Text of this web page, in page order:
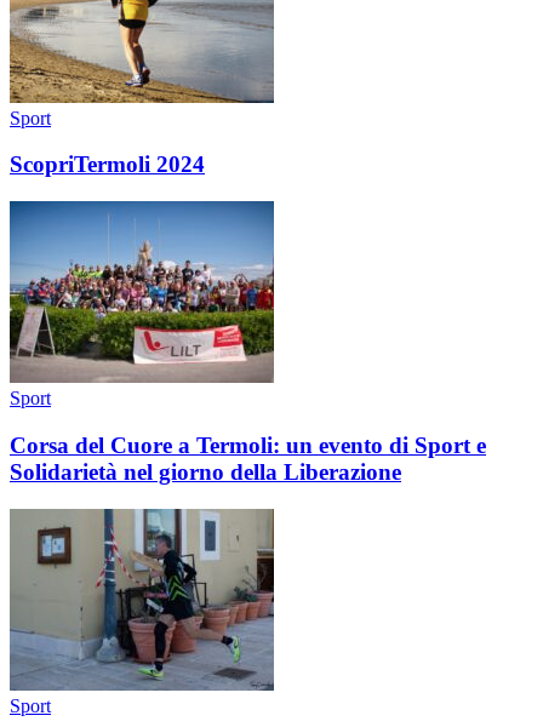
Sport
ScopriTermoli 2024
Sport
Corsa del Cuore a Termoli: un evento di Sport e
Solidarietà nel giorno della Liberazione
Sport